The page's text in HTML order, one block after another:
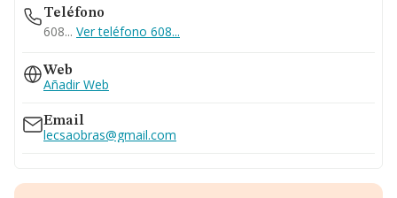
Teléfono
608... Ver teléfono 608...
Web
Añadir Web
Email
lecsaobras@gmail.com